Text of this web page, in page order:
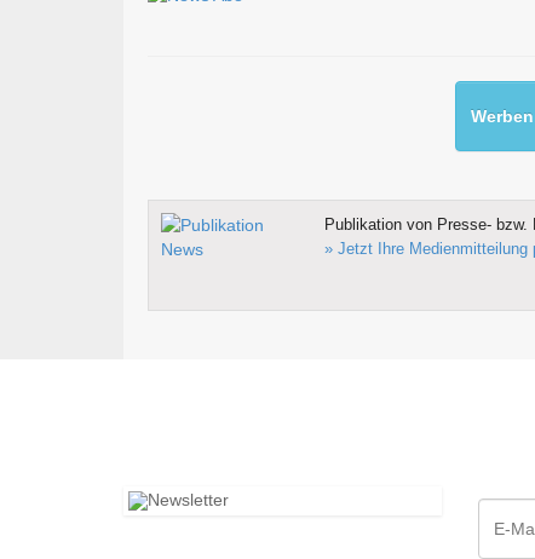
Publikation von Presse- bzw.
» Jetzt Ihre Medienmitteilung